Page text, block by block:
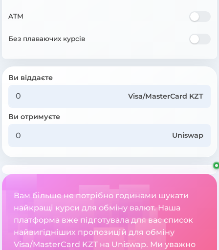
ATM
Без плаваючих курсів
Ви віддаєте
Visa/MasterCard KZT
Ви отримуєте
Uniswap
Вам більше не потрібно годинами шукати
найкращі курси для обміну валют. Наша
платформа вже підготувала для вас список
найвигідніших пропозицій для обміну
Visa/MasterCard KZT на Uniswap. Ми уважно